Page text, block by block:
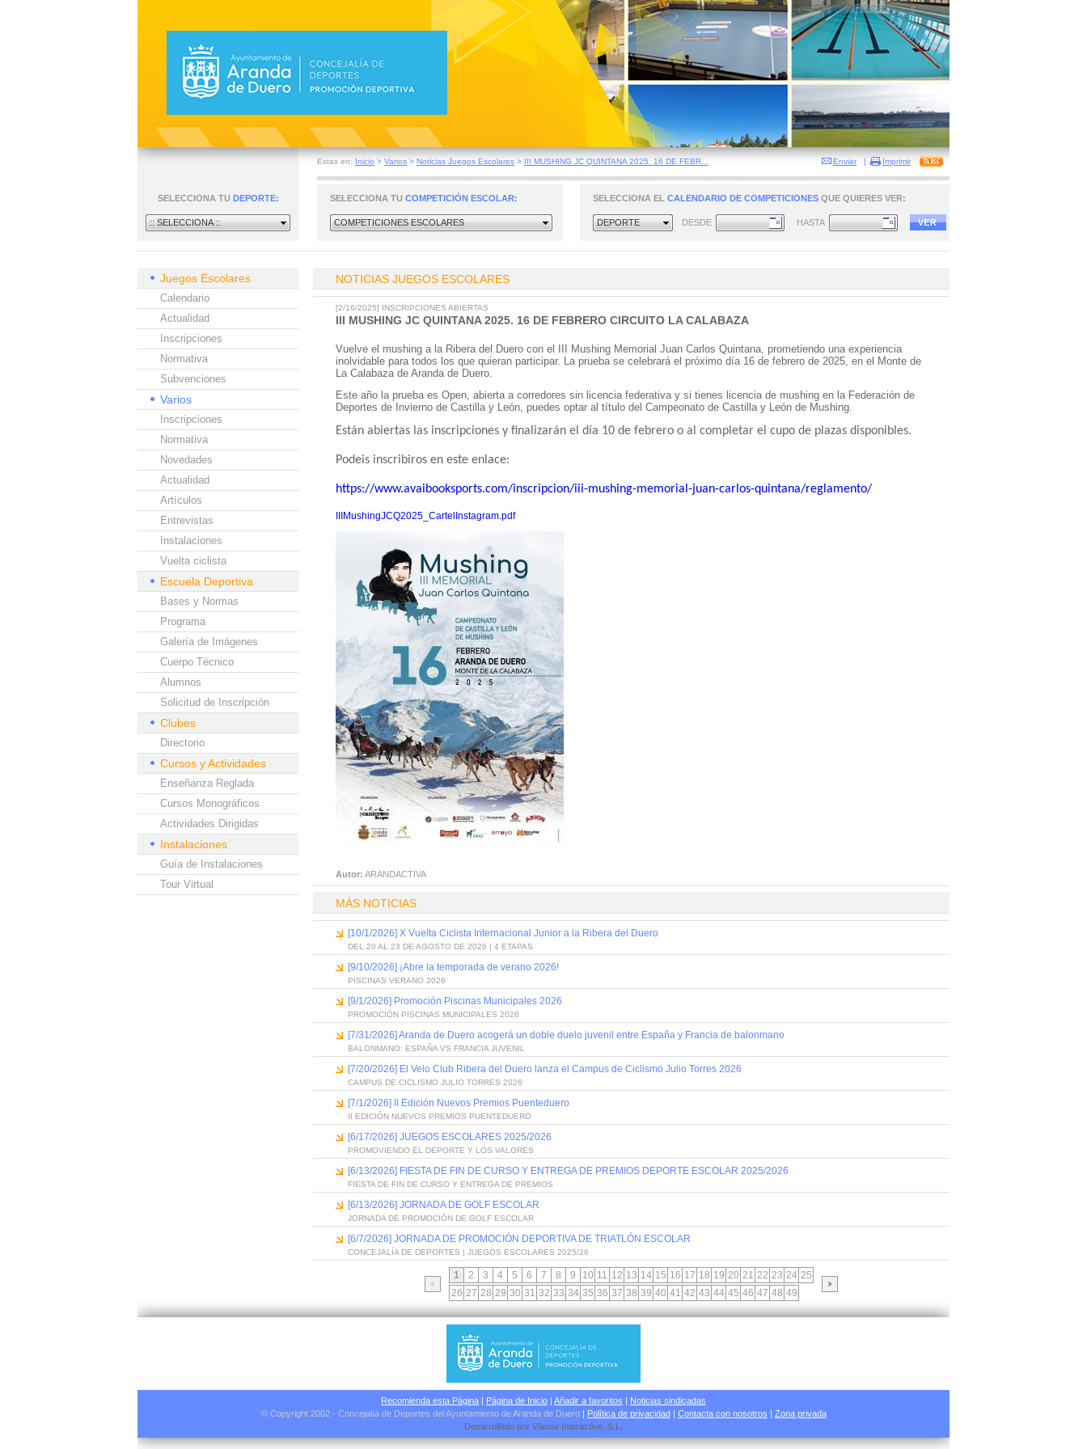
Estas en: Inicio > Varios > Noticias Juegos Escolares > III MUSHING JC QUINTANA 2025. 16 DE FEBR... Enviar | Imprimir
SELECCIONA TU DEPORTE:
:: SELECCIONA ::
SELECCIONA TU COMPETICIÓN ESCOLAR:
COMPETICIONES ESCOLARES
SELECCIONA EL CALENDARIO DE COMPETICIONES QUE QUIERES VER:
DEPORTE DESDE HASTA
Juegos Escolares
Calendario
Actualidad
Inscripciones
Normativa
Subvenciones
Varios
Inscripciones
Normativa
Novedades
Actualidad
Artículos
Entrevistas
Instalaciones
Vuelta ciclista
Escuela Deportiva
Bases y Normas
Programa
Galería de Imágenes
Cuerpo Técnico
Alumnos
Solicitud de Inscripción
Clubes
Directorio
Cursos y Actividades
Enseñanza Reglada
Cursos Monográficos
Actividades Dirigidas
Instalaciones
Guía de Instalaciones
Tour Virtual
NOTICIAS JUEGOS ESCOLARES
[2/16/2025] INSCRIPCIONES ABIERTAS
III MUSHING JC QUINTANA 2025. 16 DE FEBRERO CIRCUITO LA CALABAZA
Vuelve el mushing a la Ribera del Duero con el III Mushing Memorial Juan Carlos Quintana, prometiendo una experiencia
inolvidable para todos los que quieran participar. La prueba se celebrará el próximo día 16 de febrero de 2025, en el Monte de
La Calabaza de Aranda de Duero.
Este año la prueba es Open, abierta a corredores sin licencia federativa y si tienes licencia de mushing en la Federación de
Deportes de Invierno de Castilla y León, puedes optar al título del Campeonato de Castilla y León de Mushing.
Están abiertas las inscripciones y finalizarán el día 10 de febrero o al completar el cupo de plazas disponibles.
Podeis inscribiros en este enlace:
https://www.avaibooksports.com/inscripcion/iii-mushing-memorial-juan-carlos-quintana/reglamento/
IIIMushingJCQ2025_CartelInstagram.pdf
Autor: ARANDACTIVA
MÁS NOTICIAS
[10/1/2026] X Vuelta Ciclista Internacional Junior a la Ribera del Duero
DEL 20 AL 23 DE AGOSTO DE 2026 | 4 ETAPAS
[9/10/2026] ¡Abre la temporada de verano 2026!
PISCINAS VERANO 2026
[9/1/2026] Promoción Piscinas Municipales 2026
PROMOCIÓN PISCINAS MUNICIPALES 2026
[7/31/2026] Aranda de Duero acogerá un doble duelo juvenil entre España y Francia de balonmano
BALONMANO: ESPAÑA VS FRANCIA JUVENIL
[7/20/2026] El Velo Club Ribera del Duero lanza el Campus de Ciclismo Julio Torres 2026
CAMPUS DE CICLISMO JULIO TORRES 2026
[7/1/2026] II Edición Nuevos Premios Puenteduero
II EDICIÓN NUEVOS PREMIOS PUENTEDUERO
[6/17/2026] JUEGOS ESCOLARES 2025/2026
PROMOVIENDO EL DEPORTE Y LOS VALORES
[6/13/2026] FIESTA DE FIN DE CURSO Y ENTREGA DE PREMIOS DEPORTE ESCOLAR 2025/2026
FIESTA DE FIN DE CURSO Y ENTREGA DE PREMIOS
[6/13/2026] JORNADA DE GOLF ESCOLAR
JORNADA DE PROMOCIÓN DE GOLF ESCOLAR
[6/7/2026] JORNADA DE PROMOCIÓN DEPORTIVA DE TRIATLÓN ESCOLAR
CONCEJALÍA DE DEPORTES | JUEGOS ESCOLARES 2025/26
1 2 3 4 5 6 7 8 9 10 11 12 13 14 15 16 17 18 19 20 21 22 23 24 25
26 27 28 29 30 31 32 33 34 35 36 37 38 39 40 41 42 43 44 45 46 47 48 49
Recomienda esta Página | Página de Inicio | Añadir a favoritos | Noticias sindicadas
© Copyright 2002 - Concejalía de Deportes del Ayuntamiento de Aranda de Duero| Política de privacidad| Contacta con nosotros | Zona privada
Desarrollado por Viavox Interactive , S.L